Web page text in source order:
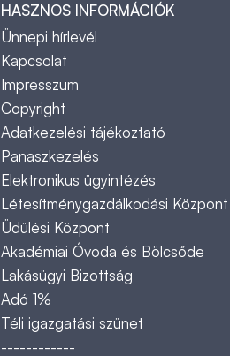
HASZNOS INFORMÁCIÓK
Ünnepi hírlevél
Kapcsolat
Impresszum
Copyright
Adatkezelési tájékoztató
Panaszkezelés
Elektronikus ügyintézés
Létesítménygazdálkodási Központ
Üdülési Központ
Akadémiai Óvoda és Bölcsőde
Lakásügyi Bizottság
Adó 1%
Téli igazgatási szünet
------------